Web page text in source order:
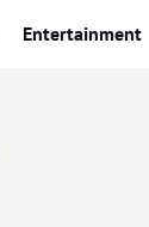
Entertainment